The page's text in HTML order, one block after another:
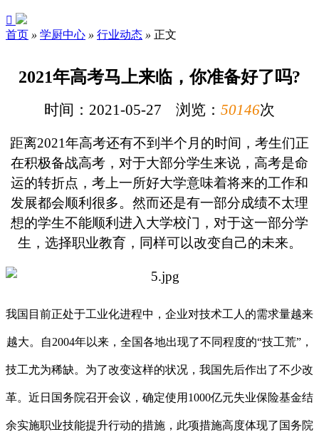

首页 » 学厨中心 » 行业动态 » 正文
2021年高考马上来临，你准备好了吗?
时间：2021-05-27 浏览： 50146次
距离2021年高考还有不到半个月的时间，考生们正
在积极备战高考，对于大部分学生来说，高考是命
运的转折点，考上一所好大学意味着将来的工作和
发展都会顺利很多。然而还是有一部分成绩不太理
想的学生不能顺利进入大学校门，对于这一部分学
生，选择职业教育，同样可以改变自己的未来。
我国目前正处于工业化进程中，企业对技术工人的需求量越来
越大。自2004年以来，全国各地出现了不同程度的“技工荒”，
技工尤为稀缺。为了改变这样的状况，我国先后作出了不少改
革。近日国务院召开会议，确定使用1000亿元失业保险基金结
余实施职业技能提升行动的措施，此项措施高度体现了国务院